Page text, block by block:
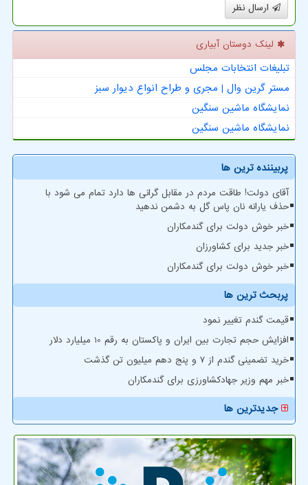
ارسال نظر
لینک دوستان آبیاری
تبلیغات انتخابات مجلس
مستر گرین وال | مجری و طراح انواع دیوار سبز
نمایشگاه ماشین سنگین
نمایشگاه ماشین سنگین
پربیننده ترین ها
آقای دولت! طاقت مردم در مقابل گرانی ها دارد تمام می شود با
حذف یارانه نان پاس گل به دشمن ندهید
خبر خوش دولت برای گندمکاران
خبر جدید برای کشاورزان
خبر خوش دولت برای گندمکاران
پربحث ترین ها
قیمت گندم تغییر نمود
افزایش حجم تجارت بین ایران و پاکستان به رقم 10 میلیارد دلار
خرید تضمینی گندم از ۷ و پنج دهم میلیون تن گذشت
خبر مهم وزیر جهادکشاورزی برای گندمکاران
جدیدترین ها